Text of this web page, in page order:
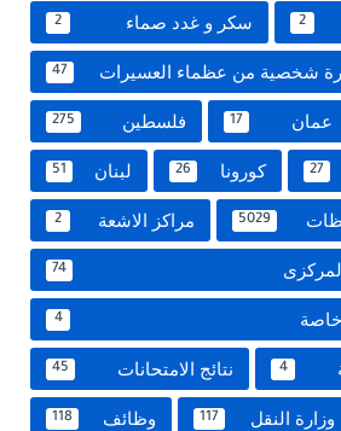
2 سكر و غدد صماء 2
شخصية من عظماء العسيرات 47
عمان 17 فلسطين 275
27 كورونا 26 لبنان 51
5029 مراكز الاشعة 2
74
4
4 نتائج الامتحانات 45
وزارة النقل 117 وظائف 118